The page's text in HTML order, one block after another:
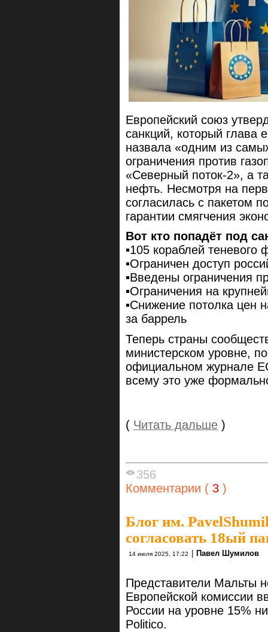
Европейский союз
санкций, который глава
назвала «одним из
ограничения против
«Северный поток-2», а
нефть. Несмотря на
согласилась с пакетом
гарантии смягчения
Вот кто попадёт под
▪️105 кораблей теневого
▪️Ограничен доступ
▪️Введены ограничения
▪️Ограничения на
▪️Снижение потолка цен
за баррель
Теперь страны
министерском уровне,
официальном журнале
всему это уже
( Читать дальше )
356
Комментарии ( 3 )
Блог им.
согласовать 18ый
14 июля 2025, 17:22 Павел Шумилов
Представители Мальты
Европейской комиссии
России на уровне 15%
Politico.